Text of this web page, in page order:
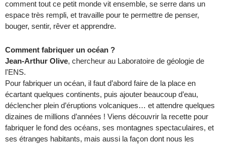
comment tout ce petit monde vit ensemble, se serre dans un
espace très rempli, et travaille pour te permettre de penser,
bouger, sentir, rêver et apprendre.
Comment fabriquer un océan ?
Jean-Arthur Olive, chercheur au Laboratoire de géologie de
l'ENS.
Pour fabriquer un océan, il faut d’abord faire de la place en
écartant quelques continents, puis ajouter beaucoup d’eau,
déclencher plein d’éruptions volcaniques… et attendre quelques
dizaines de millions d’années ! Viens découvrir la recette pour
fabriquer le fond des océans, ses montagnes spectaculaires, et
ses étranges habitants, mais aussi la façon dont nous les